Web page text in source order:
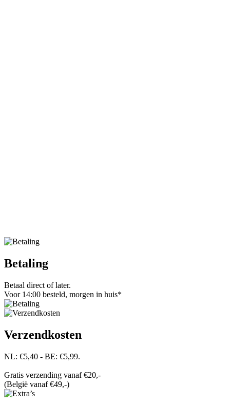
Betaling
Betaal direct of later.
Voor 14:00 besteld, morgen in huis*
Verzendkosten
NL: €5,40 - BE: €5,99.
Gratis verzending vanaf €20,-
(België vanaf €49,-)